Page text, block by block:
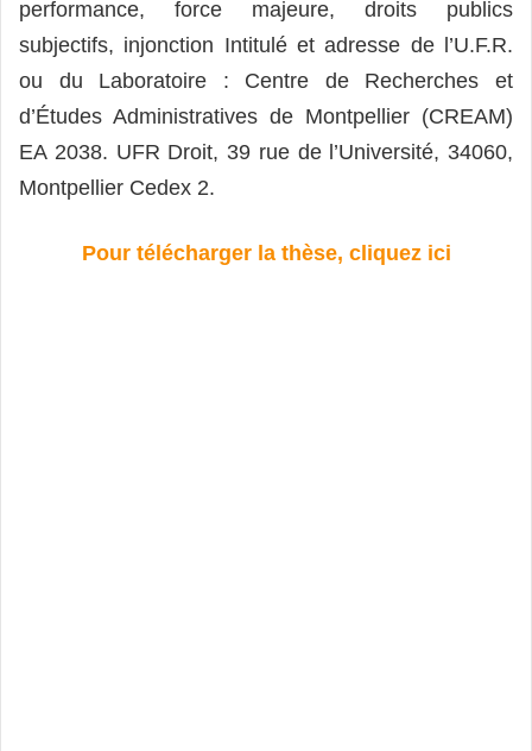
performance, force majeure, droits publics
subjectifs, injonction Intitulé et adresse de l’U.F.R.
ou du Laboratoire : Centre de Recherches et
d’Études Administratives de Montpellier (CREAM)
EA 2038. UFR Droit, 39 rue de l’Université, 34060,
Montpellier Cedex 2.
Pour télécharger la thèse, cliquez ici